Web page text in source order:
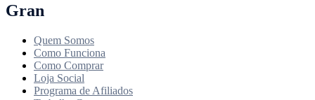
Gran
Quem Somos
Como Funciona
Como Comprar
Loja Social
Programa de Afiliados